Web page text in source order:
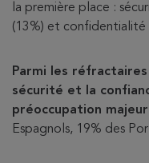
la première place :
(13%) et confidentialité
Parmi les
sécurité et la
préoccupation
Espagnols, 19% des